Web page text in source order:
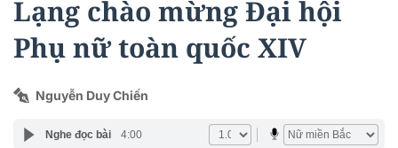
Lạng chào mừng Đại hội
Phụ nữ toàn quốc XIV
Nguyễn Duy Chiến
Nghe đọc bài 4:00